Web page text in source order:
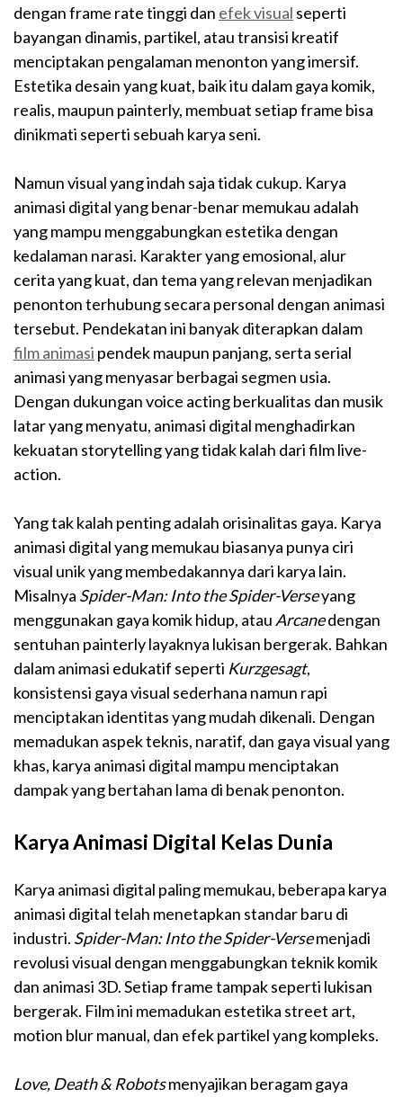
dengan frame rate tinggi dan efek visual seperti
bayangan dinamis, partikel, atau transisi kreatif
menciptakan pengalaman menonton yang imersif.
Estetika desain yang kuat, baik itu dalam gaya komik,
realis, maupun painterly, membuat setiap frame bisa
dinikmati seperti sebuah karya seni.
Namun visual yang indah saja tidak cukup. Karya
animasi digital yang benar-benar memukau adalah
yang mampu menggabungkan estetika dengan
kedalaman narasi. Karakter yang emosional, alur
cerita yang kuat, dan tema yang relevan menjadikan
penonton terhubung secara personal dengan animasi
tersebut. Pendekatan ini banyak diterapkan dalam
film animasi pendek maupun panjang, serta serial
animasi yang menyasar berbagai segmen usia.
Dengan dukungan voice acting berkualitas dan musik
latar yang menyatu, animasi digital menghadirkan
kekuatan storytelling yang tidak kalah dari film live-
action.
Yang tak kalah penting adalah orisinalitas gaya. Karya
animasi digital yang memukau biasanya punya ciri
visual unik yang membedakannya dari karya lain.
Misalnya Spider-Man: Into the Spider-Verseyang
menggunakan gaya komik hidup, atau Arcanedengan
sentuhan painterly layaknya lukisan bergerak. Bahkan
dalam animasi edukatif seperti Kurzgesagt,
konsistensi gaya visual sederhana namun rapi
menciptakan identitas yang mudah dikenali. Dengan
memadukan aspek teknis, naratif, dan gaya visual yang
khas, karya animasi digital mampu menciptakan
dampak yang bertahan lama di benak penonton.
Karya Animasi Digital Kelas Dunia
Karya animasi digital paling memukau, beberapa karya
animasi digital telah menetapkan standar baru di
industri. Spider-Man: Into the Spider-Versemenjadi
revolusi visual dengan menggabungkan teknik komik
dan animasi 3D. Setiap frame tampak seperti lukisan
bergerak. Film ini memadukan estetika street art,
motion blur manual, dan efek partikel yang kompleks.
Love, Death & Robotsmenyajikan beragam gaya